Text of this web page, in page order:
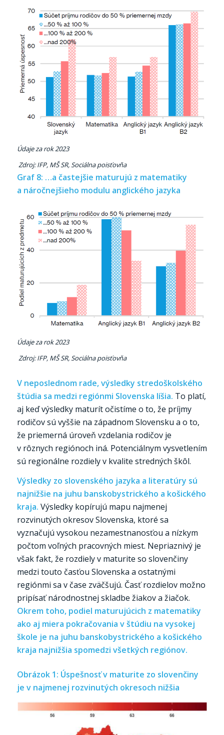
Údaje za rok 2023
Zdroj: IFP, MŠ SR, Sociálna poisťovňa
Graf 8: …a častejšie maturujú z matematiky
a náročnejšieho modulu anglického jazyka
Údaje za rok 2023
Zdroj: IFP, MŠ SR, Sociálna poisťovňa
V neposlednom rade, výsledky stredoškolského
štúdia sa medzi regiónmi Slovenska líšia. To platí,
aj keď výsledky maturít očistíme o to, že príjmy
rodičov sú vyššie na západnom Slovensku a o to,
že priemerná úroveň vzdelania rodičov je
v rôznych regiónoch iná. Potenciálnym vysvetlením
sú regionálne rozdiely v kvalite stredných škôl.
Výsledky zo slovenského jazyka a literatúry sú
najnižšie na juhu banskobystrického a košického
kraja. Výsledky kopírujú mapu najmenej
rozvinutých okresov Slovenska, ktoré sa
vyznačujú vysokou nezamestnanosťou a nízkym
počtom voľných pracovných miest. Nepriaznivý je
však fakt, že rozdiely v maturite so slovenčiny
medzi touto časťou Slovenska a ostatnými
regiónmi sa v čase zväčšujú. Časť rozdielov možno
pripísať národnostnej skladbe žiakov a žiačok.
Okrem toho, podiel maturujúcich z matematiky
ako aj miera pokračovania v štúdiu na vysokej
škole je na juhu banskobystrického a košického
kraja najnižšia spomedzi všetkých regiónov.
Obrázok 1: Úspešnosť v maturite zo slovenčiny
je v najmenej rozvinutých okresoch nižšia